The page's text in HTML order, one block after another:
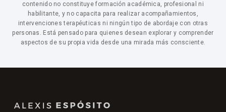
contenido no constituye formación académica, profesional ni
habilitante, y no capacita para realizar acompañamientos,
intervenciones terapéuticas ni ningún tipo de abordaje con otras
personas. Está pensado para quienes desean explorar y comprender
aspectos de su propia vida desde una mirada más consciente.